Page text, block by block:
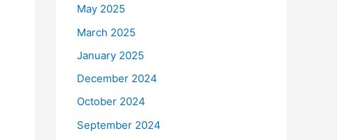
May 2025
March 2025
January 2025
December 2024
October 2024
September 2024